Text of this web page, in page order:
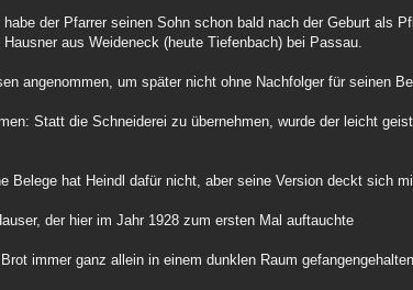
der Pfarrer seinen Sohn schon bald nach der Geburt als
aus Weideneck (heute Tiefenbach) bei Passau.
angenommen, um später nicht ohne Nachfolger für seinen
Statt die Schneiderei zu übernehmen, wurde der leicht
Belege hat Heindl dafür nicht, aber seine Version deckt sich
der hier im Jahr 1928 zum ersten Mal auftauchte
immer ganz allein in einem dunklen Raum